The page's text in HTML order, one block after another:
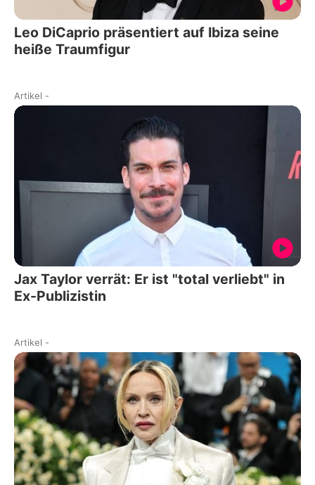
Leo DiCaprio präsentiert auf Ibiza seine
heiße Traumfigur
Artikel -
Jax Taylor verrät: Er ist "total verliebt" in
Ex-Publizistin
Artikel -